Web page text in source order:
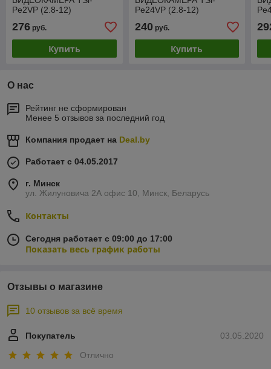
Pe2VP (2.8-12)
276 руб.
Купить
Pe24VP (2.8-12)
240руб.
Купить
О нас
Рейтинг не сформирован
Менее 5 отзывов за последний год
Компания продает на Deal.by
Работает с 04.05.2017
г. Минск
ул. Жилуновича 2А офис 10, Минск, Беларусь
Контакты
Сегодня работает с 09:00 до 17:00
Показать весь график работы
Отзывы о магазине
10 отзывов за всё время
03.05.2020
Покупатель
Отлично